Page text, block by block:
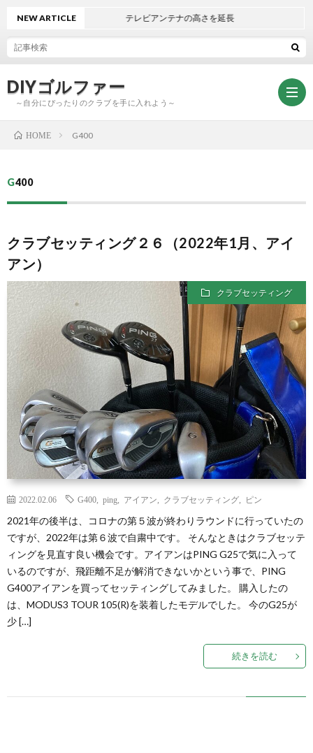
DIYゴルファー
～自分にぴったりのクラブを手に入れよう～
ッ
ク
ブ
セ
テ
ィ
ン
グ
ッ
ズ
練
習
ラ
ウ
ン
ド
ク
ラ
ブ・
ッ
ン
グ
家
庭
Ｄ
人
知
NEW ARTICLE テレビアンテナの高さを延長
HOME G400
G400
クラブセッティング２６（2022年1月、アイ
アン）
クラブセッティング
2022.02.06 G400 ping アイアン クラブセッティング ピン
2021年の後半は、コロナの第５波が終わりラウンドに行っていたの
ですが、2022年は第６波で自粛中です。 そんなときはクラブセッテ
ィングを見直す良い機会です。アイアンはPING G25で気に入って
いるのですが、飛距離不足が解消できないかという事で、PING
G400アイアンを買ってセッティングしてみました。 購入したの
は、MODUS3 TOUR 105(R)を装着したモデルでした。 今のG25が
少 […]
続きを読む